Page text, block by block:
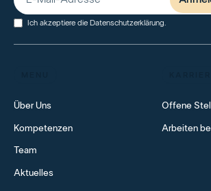
Ich akzeptiere die Datenschutzerklärung
Über Uns
Kompetenzen
Team
Aktuelles
Offene
Arbeiten